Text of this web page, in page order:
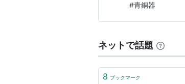
の奈良県の遺跡
#青銅器
ネットで話題
8 ブックマーク